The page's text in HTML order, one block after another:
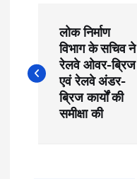
o
s
लोक निर्माण
विभाग के सचिव ने
रेलवे ओवर-ब्रिज
एवं रेलवे अंडर-
ब्रिज कार्यों की
समीक्षा की